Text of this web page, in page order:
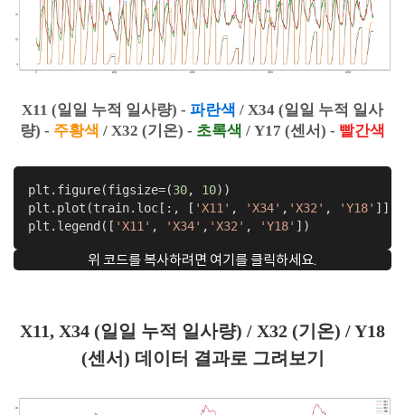
X11 (일일 누적 일사량) - 파란색 / X34 (일일 누적 일사
량) - 주황색 / X32 (기온) - 초록색 / Y17 (센서) - 빨간색
plt.figure(figsize=(30, 10))
plt.plot(train.loc[:, [ 'X11' , 'X34' , 'X32' , 'Y18'
plt.legend([ 'X11' , 'X34' , 'X32' , 'Y18' ])
위 코드를 복사하려면 여기를 클릭하세요.
X11, X34 (일일 누적 일사량) / X32 (기온) / Y18
(센서) 데이터 결과로 그려보기